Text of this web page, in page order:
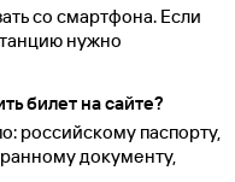
со смартфона. Если
нужно
билет на сайте?
российскому паспорту,
документу,